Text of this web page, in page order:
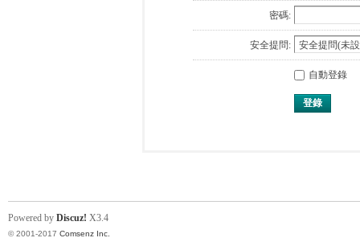
密碼:
安全提問:
自動登錄
登錄
Powered by Discuz! X3.4
© 2001-2017 Comsenz Inc.